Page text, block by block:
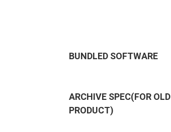
BUNDLED SOFTWARE
ARCHIVE SPEC(FOR OLD
PRODUCT)